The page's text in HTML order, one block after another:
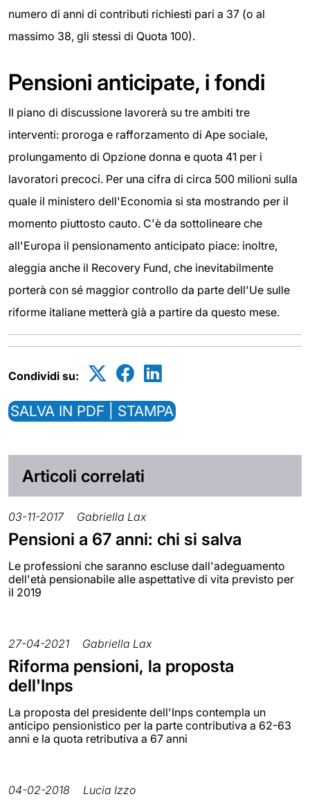
numero di anni di contributi richiesti pari a 37 (o al
massimo 38, gli stessi di Quota 100).
Pensioni anticipate, i fondi
Il piano di discussione lavorerà su tre ambiti tre
interventi: proroga e rafforzamento di Ape sociale,
prolungamento di Opzione donna e quota 41 per i
lavoratori precoci. Per una cifra di circa 500 milioni sulla
quale il ministero dell'Economia si sta mostrando per il
momento piuttosto cauto. C'è da sottolineare che
all'Europa il pensionamento anticipato piace: inoltre,
aleggia anche il Recovery Fund, che inevitabilmente
porterà con sé maggior controllo da parte dell'Ue sulle
riforme italiane metterà già a partire da questo mese.
Condividi su:
SALVA IN PDF | STAMPA
Articoli correlati
03-11-2017 Gabriella Lax
Pensioni a 67 anni: chi si salva
Le professioni che saranno escluse dall'adeguamento
dell'età pensionabile alle aspettative di vita previsto per
il 2019
27-04-2021 Gabriella Lax
Riforma pensioni, la proposta
dell'Inps
La proposta del presidente dell'Inps contempla un
anticipo pensionistico per la parte contributiva a 62-63
anni e la quota retributiva a 67 anni
04-02-2018 Lucia Izzo